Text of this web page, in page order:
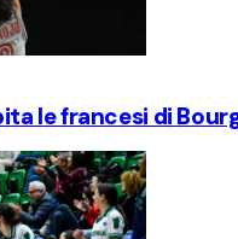
le francesi di